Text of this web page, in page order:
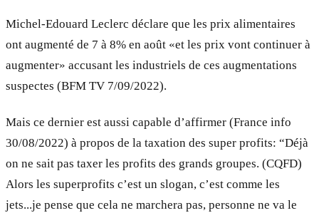
Michel-Edouard Leclerc déclare que les prix alimentaires
ont augmenté de 7 à 8% en août «et les prix vont continuer à
augmenter» accusant les industriels de ces augmentations
suspectes (BFM TV 7/09/2022).
Mais ce dernier est aussi capable d’affirmer (France info
30/08/2022) à propos de la taxation des super profits: “Déjà
on ne sait pas taxer les profits des grands groupes. (CQFD)
Alors les superprofits c’est un slogan, c’est comme les
jets...je pense que cela ne marchera pas, personne ne va le